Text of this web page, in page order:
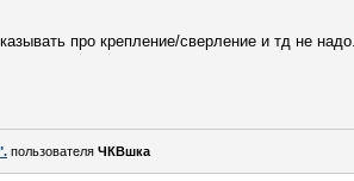
про крепление/сверление и тд не надо.
пользователя ЧКВшка